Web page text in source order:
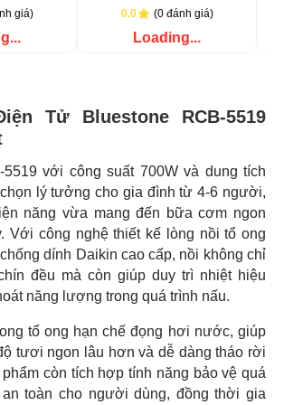
giá) 0.0 (0 đánh giá)
Loading...
Tử Bluestone RCB-5519
5519 với công suất 700W và dung tích
lý tưởng cho gia đình từ 4-6 người,
năng vừa mang đến bữa cơm ngon
Với công nghệ thiết kế lòng nồi tổ ong
dính Daikin cao cấp, nồi không chỉ
đều mà còn giúp duy trì nhiệt hiệu
năng lượng trong quá trình nấu.
tổ ong hạn chế đọng hơi nước, giúp
tươi ngon lâu hơn và dễ dàng tháo rời
còn tích hợp tính năng bảo vệ quá
an toàn cho người dùng, đồng thời gia